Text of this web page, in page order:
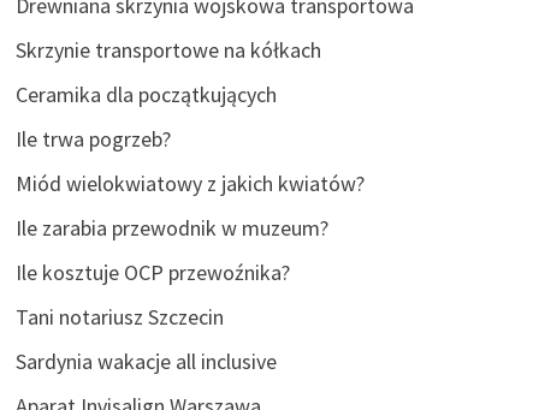
Drewniana skrzynia wojskowa transportowa
Skrzynie transportowe na kółkach
Ceramika dla początkujących
Ile trwa pogrzeb?
Miód wielokwiatowy z jakich kwiatów?
Ile zarabia przewodnik w muzeum?
Ile kosztuje OCP przewoźnika?
Tani notariusz Szczecin
Sardynia wakacje all inclusive